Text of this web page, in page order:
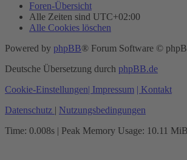
Foren-Übersicht
Alle Zeiten sind UTC+02:00
Alle Cookies löschen
Powered by phpBB® Forum Software ©
Deutsche Übersetzung durch phpBB.de
Cookie-Einstellungen| Impressum | Kontakt
Datenschutz | Nutzungsbedingungen
Time: 0.008s | Peak Memory Usage: 10.11